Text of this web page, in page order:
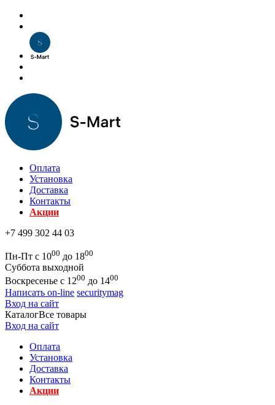
Оплата
Установка
Доставка
Контакты
Акции
+7 499 302 44 03
Пн-Пт с 1000 до 1800
Суббота выходной
Воскресенье с 1200 до 1400
Написать on-line securitymag
Вход на сайт
КаталогВсе товары
Вход на сайт
Оплата
Установка
Доставка
Контакты
Акции